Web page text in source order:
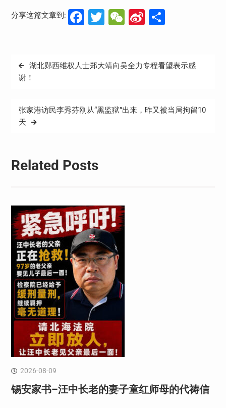
分享这篇文章到: Facebook
Twitter
WeChat
Sina分
文
章
航
湖北郧西维权人士郑大靖向吴全力专程看望表示感
谢！
张家港访民李秀芬刚从“黑监狱”出来，昨又被当局拘留10
天
Related Posts
2026-08-09
锡安家书–汪中长老的妻子童红⁩师母的代祷信